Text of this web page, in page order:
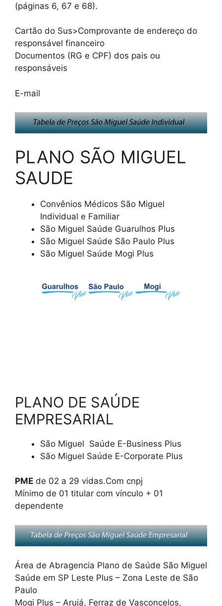
(páginas 6, 67 e 68).
Cartão do Sus>Comprovante de endereço do
responsável financeiro
Documentos (RG e CPF) dos pais ou
responsáveis
E-mail
PLANO SÃO MIGUEL
SAUDE
Convênios Médicos São Miguel
Individual e Familiar
São Miguel Saúde Guarulhos Plus
São Miguel Saúde São Paulo Plus
São Miguel Saúde Mogi Plus
PLANO DE SAÚDE
EMPRESARIAL
São Miguel Saúde E-Business Plus
São Miguel Saúde E-Corporate Plus
PME de 02 a 29 vidas.Com cnpj
Mínimo de 01 titular com vínculo + 01
dependente
Área de Abragencia Plano de Saúde São Miguel
Saúde em SP Leste Plus – Zona Leste de São
Paulo
Mogi Plus – Arujá, Ferraz de Vasconcelos,